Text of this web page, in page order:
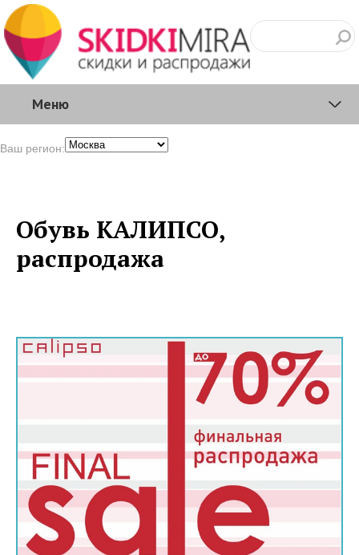
Меню
Ваш регион:
Обувь КАЛИПСО,
распродажа